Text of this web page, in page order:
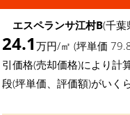
エスペランサ江村B(千葉
24.1 万円/㎡ (坪単価
引価格(売却価格)により計
段(坪単価、評価額)がいく